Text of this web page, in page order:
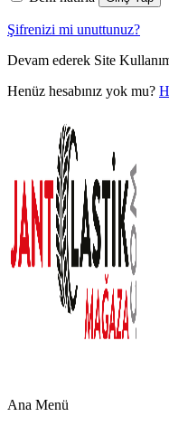
Şifrenizi mi unuttunuz?
Devam ederek Site
Henüz hesabınız yok mu?
Ana Menü